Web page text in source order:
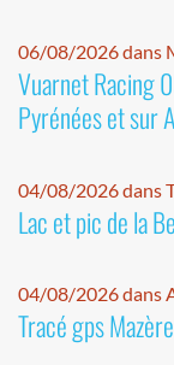
06/08/2026 dans
Vuarnet Racing
Pyrénées et sur
04/08/2026 dans
Lac et pic de la
04/08/2026 dans
Tracé gps